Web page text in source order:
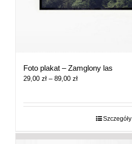
Foto plakat – Zamglony las
29,00 zł – 89,00 złZakres
29,00 zł
Szczegóły